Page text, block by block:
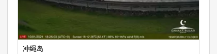
冲绳岛